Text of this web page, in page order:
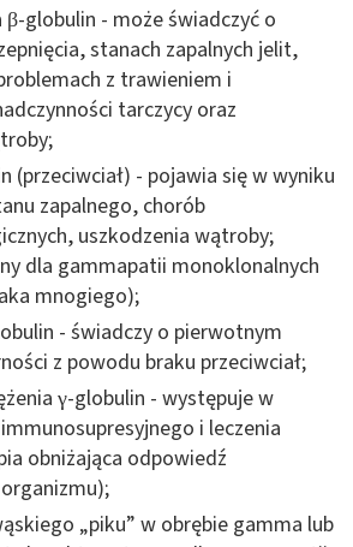
globulin - może świadczyć o
stanach zapalnych jelit,
z trawieniem i
tarczycy oraz
(przeciwciał) - pojawia się w wyniku
zapalnego, chorób
uszkodzenia wątroby;
dla gammapatii monoklonalnych
mnogiego);
- świadczy o pierwotnym
z powodu braku przeciwciał;
γ-globulin - występuje w
i leczenia
obniżająca odpowiedź
„piku” w obrębie gamma lub